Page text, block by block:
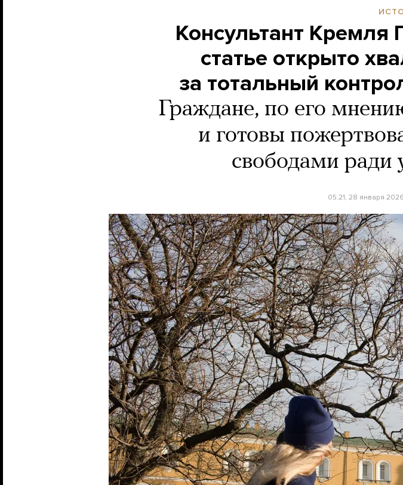
Консультант Кремля
статье открыто
за тотальный
Граждане, по его
и готовы
свободами ради
05:21, 28 января 2026